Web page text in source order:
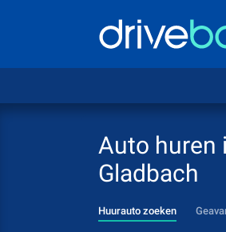
Auto huren
Gladbach
Huurauto zoeken